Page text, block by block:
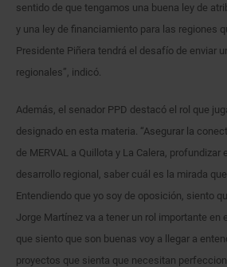
sentido de que tengamos una buena ley de
y una ley de financiamiento para las regiones
Presidente Piñera tendrá el desafío de enviar
regionales”, indicó.
Además, el senador PPD destacó el rol que
designado en esta materia. “Asegurar la
de MERVAL a Quillota y La Calera, profundizar
desarrollo regional, saber cuál es la mirada
Entendiendo que yo soy de oposición, siento
Jorge Martínez va a tener un rol importante en
que siento que son buenas voy a llegar a
proyectos que sienta que necesitan